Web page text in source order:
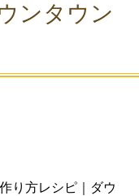
ンタウン
り方レシピ｜ダウ